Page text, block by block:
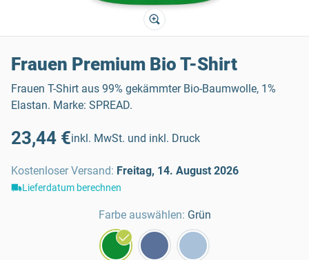
Frauen Premium Bio T-Shirt
Frauen T-Shirt aus 99% gekämmter Bio-Baumwolle, 1%
Elastan. Marke: SPREAD.
23,44 €inkl. MwSt. und inkl. Druck
Kostenloser Versand: Freitag, 14. August 2026
Lieferdatum berechnen
Farbe auswählen: Grün